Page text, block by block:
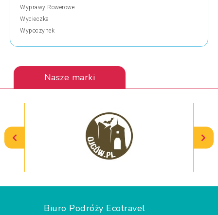
Wyprawy Rowerowe
Wycieczka
Wypoczynek
Nasze marki
Biuro Podróży Ecotravel